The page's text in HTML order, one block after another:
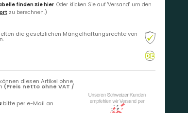
finden Sie hier. Oder klicken Sie auf "Versand" um den
zu berechnen.)
die gesetzlichen Mängelhaftungsrechte von
diesen Artikel ohne
(Preis netto ohne VAT /
bitte per e-Mail an